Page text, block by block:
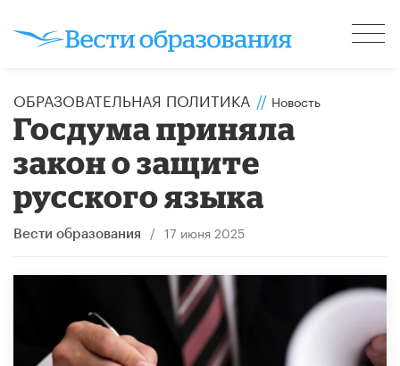
ОБРАЗОВАТЕЛЬНАЯ ПОЛИТИКА // Новость
Госдума приняла
закон о защите
русского языка
Вести образования / 17 июня 2025